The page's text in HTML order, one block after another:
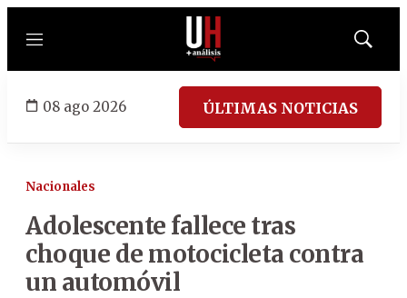
Menú
Mostrar
08 ago 2026 ÚLTIMAS NOTICIAS
Nacionales
Adolescente fallece tras
choque de motocicleta contra
un automóvil